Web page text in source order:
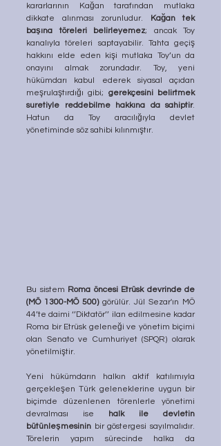
kararlarının Kağan tarafından mutlaka
dikkate alınması zorunludur.
Kağan tek
başına töreleri belirleyemez; ancak Toy
kanalıyla töreleri saptayabilir. Tahta geçiş
hakkını elde eden kişi mutlaka Toy’un da
onayını almak zorundadır. Toy, yeni
hükümdarı kabul ederek siyasal açıdan
meşrulaştırdığı gibi; gerekçesini belirtmek
suretiyle reddebilme hakkına da sahiptir.
Hatun da Toy aracılığıyla devlet
yönetiminde söz sahibi kılınmıştır.
Bu sistem Roma öncesi Etrüsk devrinde de
(MÖ 1300-MÖ 500) görülür. Jül Sezar'ın MÖ
44’te daimi ‘’Diktatör’’ ilan edilmesine kadar
Roma bir Etrüsk geleneği ve yönetim biçimi
olan Senato ve Cumhuriyet (SPQR) olarak
yönetilmiştir.
Yeni hükümdarın halkın aktif katılımıyla
gerçekleşen Türk geleneklerine uygun bir
biçimde düzenlenen törenlerle yönetimi
devralması ise halk ile devletin
bütünleşmesinin bir göstergesi sayılmalıdır.
Törelerin yapım sürecinde halka da